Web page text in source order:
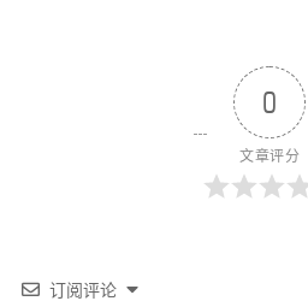
0
文章评分
订阅评论